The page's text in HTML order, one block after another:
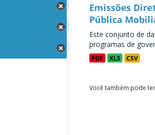
Emissões
Pública
Este conjunto de
programas de
PDF XLS CSV
Você também pode